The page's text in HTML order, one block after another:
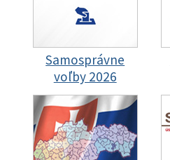
Samosprávne
voľby 2026